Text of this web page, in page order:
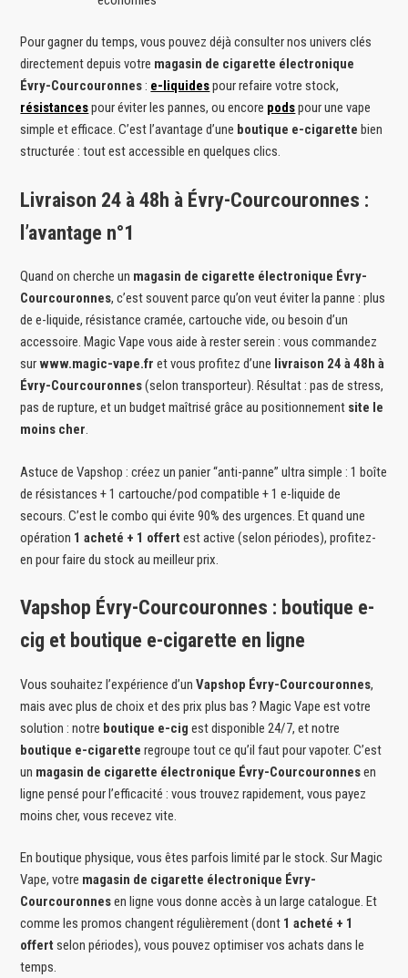
Pour gagner du temps, vous pouvez déjà consulter nos univers clés
directement depuis votre magasin de cigarette électronique
Évry-Courcouronnes: e-liquidespour refaire votre stock,
résistancespour éviter les pannes, ou encore podspour une vape
simple et efficace. C’est l’avantage d’une boutique e-cigarette bien
structurée : tout est accessible en quelques clics.
Livraison 24 à 48h à Évry-Courcouronnes :
l’avantage n°1
Quand on cherche un magasin de cigarette électronique Évry-
Courcouronnes, c’est souvent parce qu’on veut éviter la panne : plus
de e-liquide, résistance cramée, cartouche vide, ou besoin d’un
accessoire. Magic Vape vous aide à rester serein : vous commandez
surwww.magic-vape.fr et vous profitez d’une livraison 24 à 48h à
Évry-Courcouronnes(selon transporteur). Résultat : pas de stress,
pas de rupture, et un budget maîtrisé grâce au positionnement site le
moins cher.
Astuce de Vapshop : créez un panier “anti-panne” ultra simple : 1 boîte
de résistances + 1 cartouche/pod compatible + 1 e-liquide de
secours. C’est le combo qui évite 90% des urgences. Et quand une
opération 1 acheté + 1 offert est active (selon périodes), profitez-
en pour faire du stock au meilleur prix.
Vapshop Évry-Courcouronnes : boutique e-
cig et boutique e-cigarette en ligne
Vous souhaitez l’expérience d’unVapshop Évry-Courcouronnes,
mais avec plus de choix et des prix plus bas ? Magic Vape est votre
solution : notre boutique e-cig est disponible 24/7, et notre
boutique e-cigarette regroupe tout ce qu’il faut pour vapoter. C’est
un magasin de cigarette électronique Évry-Courcouronnesen
ligne pensé pour l’efficacité : vous trouvez rapidement, vous payez
moins cher, vous recevez vite.
En boutique physique, vous êtes parfois limité par le stock. Sur Magic
Vape, votre magasin de cigarette électronique Évry-
Courcouronnesen ligne vous donne accès à un large catalogue. Et
comme les promos changent régulièrement (dont 1 acheté + 1
offert selon périodes), vous pouvez optimiser vos achats dans le
temps.